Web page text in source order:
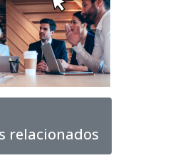
relacionados